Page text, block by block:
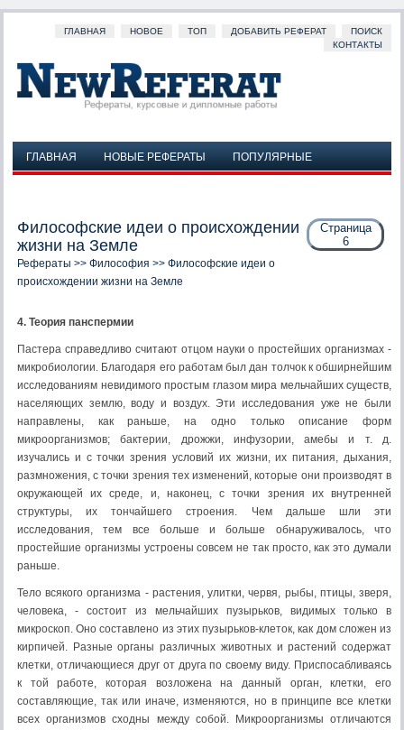
ГЛАВНАЯ НОВОЕ ТОП ДОБАВИТЬ РЕФЕРАТ
ПОИСК
КОНТАКТЫ
ГЛАВНАЯ НОВЫЕ РЕФЕРАТЫ
ПОПУЛЯРНЫЕ
Страница
6
Философские идеи о происхождении
жизни на Земле
Рефераты >> Философия >> Философские идеи о
происхождении жизни на Земле
4. Теория панспермии
Пастера справедливо считают отцом науки о простейших организ­мах -
микробиологии. Благодаря его работам был дан толчок к обширней­шим
исследованиям невидимого простым глазом мира мельчайших существ,
населяющих землю, воду и воздух. Эти исследования уже не были
напра­влены, как раньше, на одно только описание форм
микроорганизмов; бактерии, дрожжи, инфузории, амебы и т. д.
изучались и с точки зрения условий их жизни, их питания, дыхания,
размножения, с точки зрения тех изменений, которые они производят в
окружающей их среде, и, нако­нец, с точки зрения их внутренней
структуры, их тончайшего строения. Чем дальше шли эти
исследования, тем все больше и больше обнаружива­лось, что
простейшие организмы устроены совсем не так просто, как это думали
раньше.
Тело всякого организма - растения, улитки, червя, рыбы, птицы, зверя,
человека, - состоит из мельчайших пузырьков, видимых только в
микроскоп. Оно составлено из этих пузырьков-клеток, как дом сложен из
кирпичей. Разные органы различных животных и растений содержат
клетки, отличающиеся друг от друга по своему виду. Приспосабливаясь
к той работе, которая возложена на данный орган, клетки, его
составляю­щие, так или иначе, изменяются, но в принципе все клетки
всех организ­мов сходны между собой. Микроорганизмы отличаются